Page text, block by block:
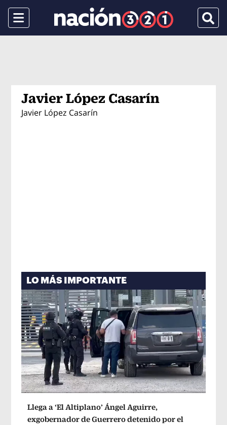
Menu
Javier López Casarín
Javier López Casarín
LO MÁS IMPORTANTE
Llega a ‘El Altiplano’ Ángel Aguirre,
exgobernador de Guerrero detenido por el